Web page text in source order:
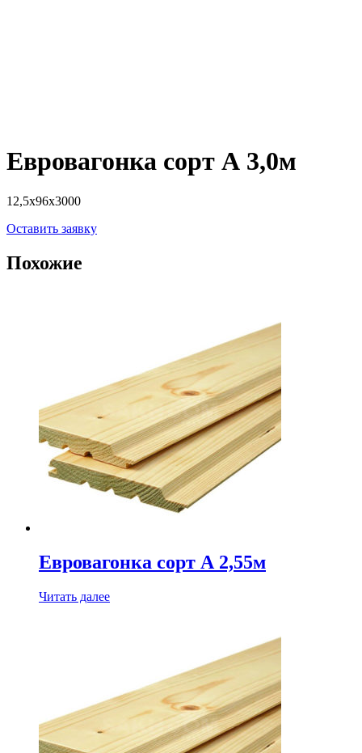
Евровагонка сорт А 3,0м
12,5х96х3000
Оставить заявку
Похожие
Евровагонка сорт А 2,55м
Читать далее